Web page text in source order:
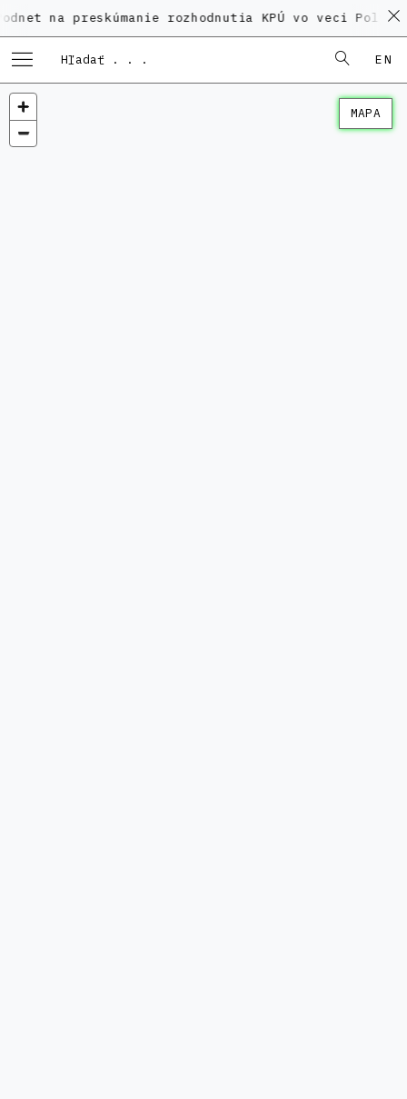
preskúmanie rozhodnutia KPÚ vo veci
EN
MAPA